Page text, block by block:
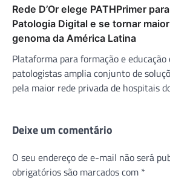
Rede D’Or elege PATHPrimer
Patologia Digital e se tornar
genoma da América Latina
Plataforma para formação e
patologistas amplia conjunto de
pela maior rede privada de hospitais
Deixe um comentário
O seu endereço de e-mail não será
obrigatórios são marcados com *